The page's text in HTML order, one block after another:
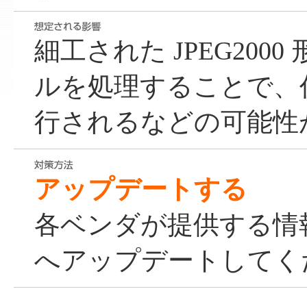
細工された JPEG2000
ルを処理することで
行されるなどの可能
アップデートする
各ベンダが提供する
へアップデートして